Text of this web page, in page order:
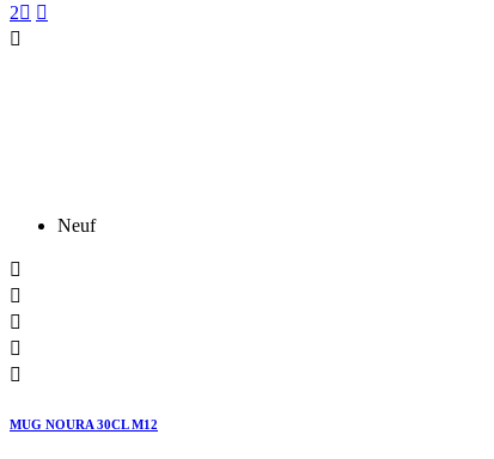
2 

Neuf





MUG NOURA 30CL M12